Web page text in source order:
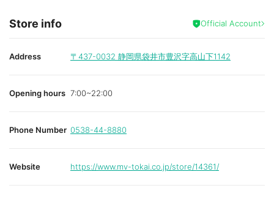
Store info Official Account
Address 〒437-0032 静岡県袋井市豊沢字高山下1142
Opening hours 7:00~22:00
Phone Number 0538-44-8880
Website https://www.mv-tokai.co.jp/store/14361/